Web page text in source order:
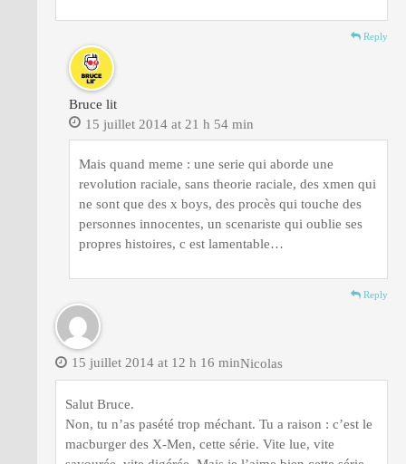
Reply
Bruce lit
15 juillet 2014 at 21 h 54 min
Mais quand meme : une serie qui aborde une
revolution raciale, sans theorie raciale, des xmen qui
ne sont que des x boys, des procès qui touche des
personnes innocentes, un scenariste qui oublie ses
propres histoires, c est lamentable…
Reply
Nicolas
15 juillet 2014 at 12 h 16 min
Salut Bruce.
Non, tu n’as pasété trop méchant. Tu a raison : c’est le
macburger des X-Men, cette série. Vite lue, vite